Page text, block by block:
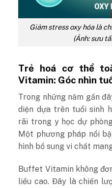
Giảm stress oxy hóa là
(Ảnh: sưu
Trẻ hoá cơ thể
Vitamin: Góc nhìn
Trong những năm gần
diện dựa trên tuổi sinh
rãi trong y học dự
Một phương pháp nổi
hình bổ sung vi chất
Buffet Vitamin không
liều cao. Đây là chiến